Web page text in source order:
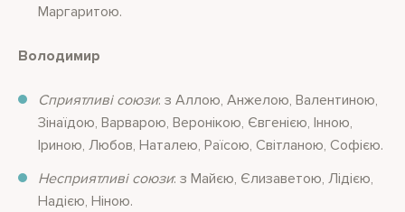
Маргаритою.
Володимир
Сприятливі союзи: з Аллою, Анжелою, Валентиною,
Зінаїдою, Варварою, Веронікою, Євгенією, Інною,
Іриною, Любов, Наталею, Раїсою, Світланою, Софією.
Несприятливі союзи: з Майєю, Єлизаветою, Лідією,
Надією, Ніною.